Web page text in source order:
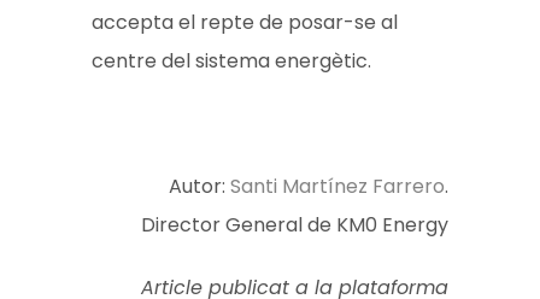
accepta el repte de posar-se al
centre del sistema energètic.
Autor: Santi Martínez Farrero.
Director General de KM0 Energy
Article publicat a la plataforma